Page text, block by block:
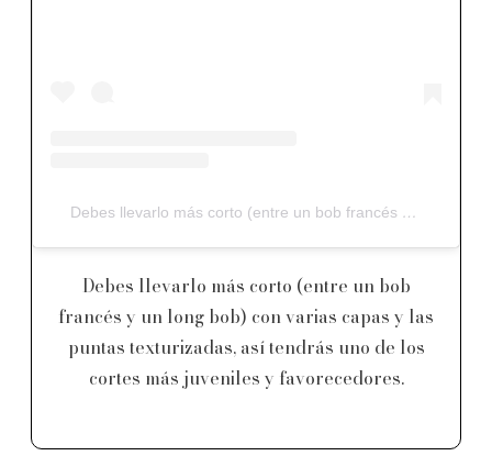
Debes llevarlo más corto (entre un bob francés y un long bob) con varias capas y las puntas texturizadas, así tendrás uno de los cortes más juveniles y favorecedores.
Debes llevarlo más corto (entre un bob
francés y un long bob) con varias capas y las
puntas texturizadas, así tendrás uno de los
cortes más juveniles y favorecedores.